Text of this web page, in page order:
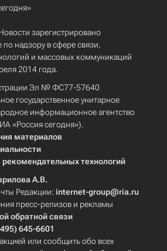
зарегистрировано
надзору в сфере связи,
и массовых коммуникаций
2014 года.
Эл № ФС77-57640
государственное унитарное
информационное агентство
«Россия сегодня»).
материалов
технологий
А.В.
Редакции: internet-group@ria.ru
пресс-релизов и рекламы
обратной связи
645-6601
или сообщить обо всех